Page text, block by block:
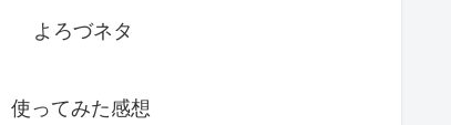
よろづネタ
使ってみた感想